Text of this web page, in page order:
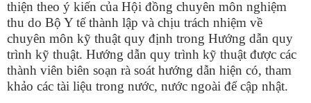
thiện theo ý kiến của Hội đồng chuyên môn nghiệm
thu do Bộ Y tế thành lập và chịu trách nhiệm về
chuyên môn kỹ thuật quy định trong Hướng dẫn quy
trình kỹ thuật. Hướng dẫn quy trình kỹ thuật được các
thành viên biên soạn rà soát hướng dẫn hiện có, tham
khảo các tài liệu trong nước, nước ngoài để cập nhật.